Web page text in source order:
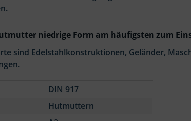
niedrige Form am häufigsten zum
sind Edelstahlkonstruktionen, Geländer,
DIN 917
Hutmuttern